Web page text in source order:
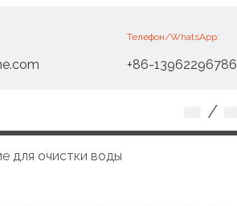
Телефон/WhatsApp:
+86-13962296786
/
для очистки воды